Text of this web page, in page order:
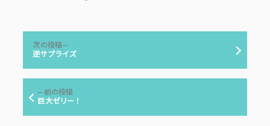
リ
ナ
ー
前の投稿前
の
巨大ゼリー！
次の投稿
の
逆サプライズ